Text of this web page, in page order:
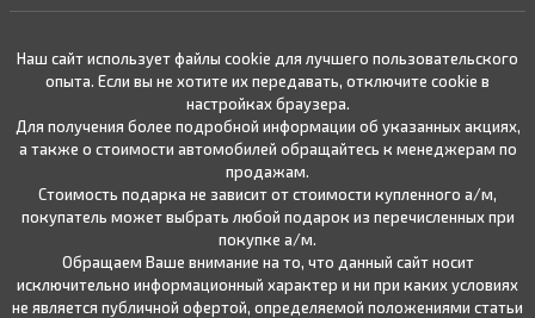
Наш сайт использует файлы cookie для лучшего пользовательского
опыта. Если вы не хотите их передавать, отключите cookie в
настройках браузера.
Для получения более подробной информации об указанных акциях,
а также о стоимости автомобилей обращайтесь к менеджерам по
продажам.
Стоимость подарка не зависит от стоимости купленного а/м,
покупатель может выбрать любой подарок из перечисленных при
покупке а/м.
Обращаем Ваше внимание на то, что данный сайт носит
исключительно информационный характер и ни при каких условиях
не является публичной офертой, определяемой положениями статьи